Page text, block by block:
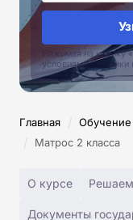
Нажимая на кнопку
условиями политики
Главная / Обучение
/ Матрос 2 класса
О курсе
Документы